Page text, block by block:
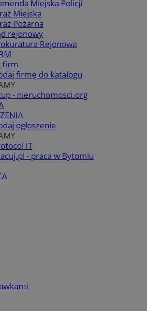
Miejska Policji
Miejska
Pożarna
rejonowy
Rejonowa
firm
firmę do katalogu
- nieruchomosci.org
ogłoszenie
IT
- praca w Bytomiu